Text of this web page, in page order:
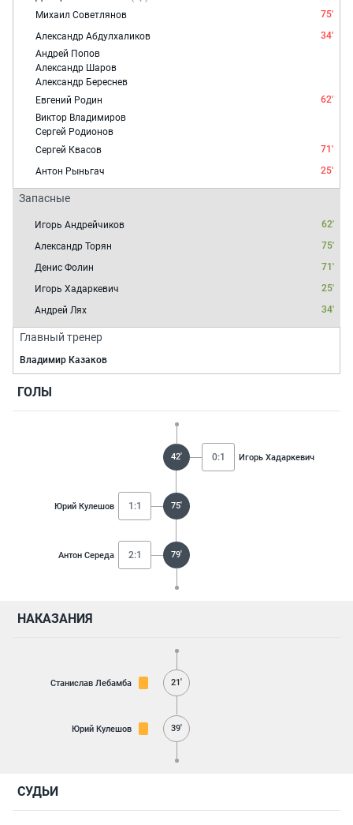
Михаил Советлянов
75'
Александр Абдулхаликов
34'
Андрей Попов
Александр Шаров
Александр Береснев
Евгений Родин
62'
Виктор Владимиров
Сергей Родионов
Сергей Квасов
71'
Антон Рыньгач
25'
Запасные
Игорь Андрейчиков
62'
Александр Торян
75'
Денис Фолин
71'
Игорь Хадаркевич
25'
Андрей Лях
34'
Главный тренер
Владимир Казаков
ГОЛЫ
42' 0:1 Игорь Хадаркевич
Юрий Кулешов 1:1 75'
Антон Середа 2:1 79'
НАКАЗАНИЯ
Станислав Лебамба 21'
Юрий Кулешов 39'
СУДЬИ